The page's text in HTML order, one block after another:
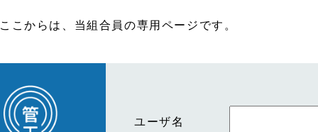
ここからは、当組合員の専用ページです。
ユーザ名